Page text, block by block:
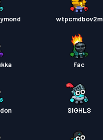
wtpcmdbov2m
Fac
SIGHLS